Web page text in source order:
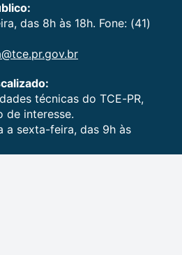
das 8h às 18h. Fone: (41)
técnicas do TCE-PR,
de interesse.
a sexta-feira, das 9h às